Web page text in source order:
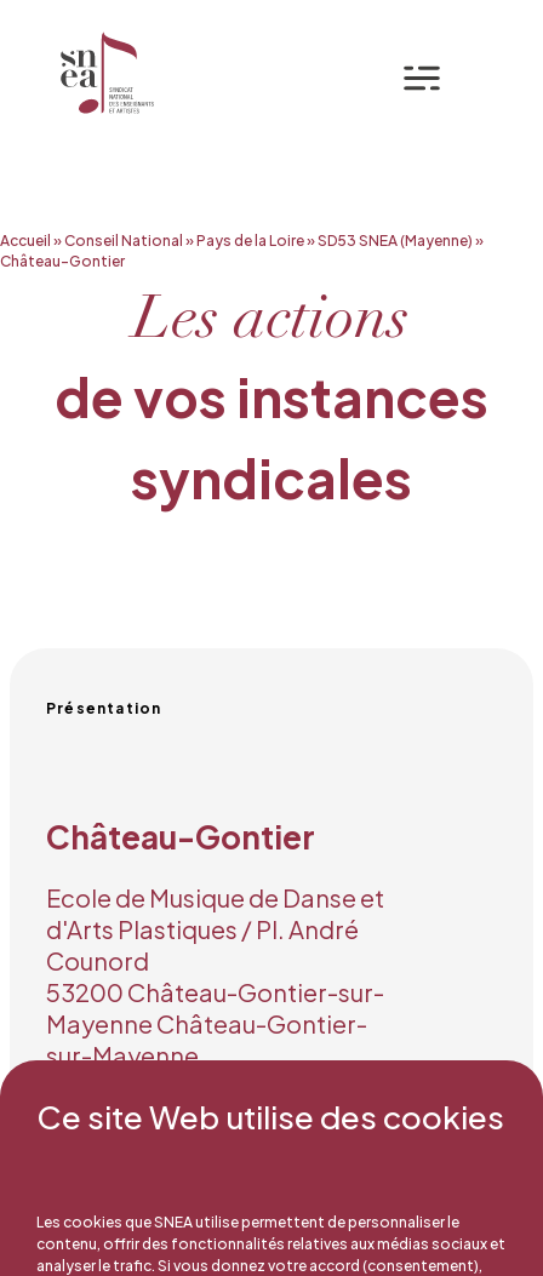
Ce site Web utilise des cookies
Les cookies que SNEA utilise permettent de personnaliser le
contenu, offrir des fonctionnalités relatives aux médias sociaux et
analyser le trafic. Si vous donnez votre accord (consentement),
Aller
au
Accueil »Conseil National »Pays de la Loire»SD53 SNEA (Mayenne) »
Château-Gontier
Les actions
de vos instances
syndicales
Présentation
Château-Gontier
Ecole de Musique de Danse et
d'Arts Plastiques / Pl. André
Counord
53200 Château-Gontier-sur-
Mayenne Château-Gontier-
sur-Mayenne
Mail : pageguillaume89@gmail.com